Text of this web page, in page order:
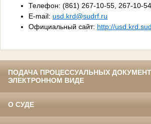
Телефон: (861) 267-10-55, 267-10-
E-mail: usd.krd@sudrf.ru
Официальный сайт: http://
ПОДАЧА ПРОЦЕССУАЛЬНЫХ
ЭЛЕКТРОННОМ ВИДЕ
О СУДЕ